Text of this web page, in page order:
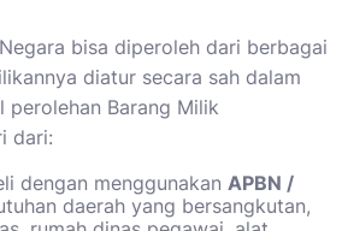
bisa diperoleh dari berbagai
diatur secara sah dalam
perolehan Barang Milik
dari:
dengan menggunakan APBN /
daerah yang bersangkutan,